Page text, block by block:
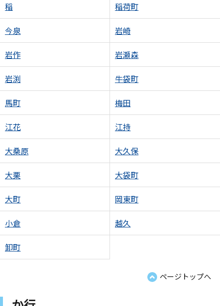
稲 稲荷町
今泉 岩崎
岩作 岩瀬森
岩渕 牛袋町
馬町 梅田
江花 江持
大桑原 大久保
大栗 大袋町
大町 岡東町
小倉 越久
卸町
ページトップへ